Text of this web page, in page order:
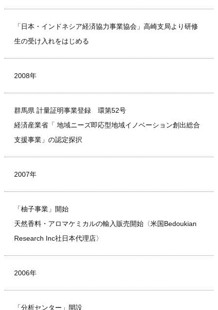
「日本・インドネシア経済協力事業協会」高崎支局より研修
生の受け入れをはじめる
2008年
群馬県 計量証明事業登録 環第52号
経済産業省「 地域ニーズ即応型地域イノベーション創出総合
支援事業」の認定探択
2007年
「柚子事業」開始
天然香料・アロマケミカルの輸入販売開始〈米国Bedoukian
Research Inc社日本代理店〉
2006年
「分析センター」開設